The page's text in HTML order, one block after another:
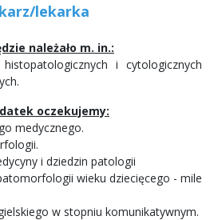
lekarka
należało m. in.:
i cytologicznych
oczekujemy:
medycznego.
i dziedzin patologii
wieku dziecięcego - mile
w stopniu komunikatywnym.